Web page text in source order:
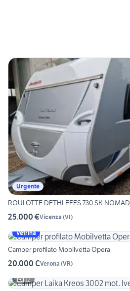
Urgente
ROULOTTE DETHLEFFS 730 SK NOMAD
25.000 €Vicenza (VI)
Vetrina
Camper profilato Mobilvetta Opera
20.000 €Verona (VR)
12